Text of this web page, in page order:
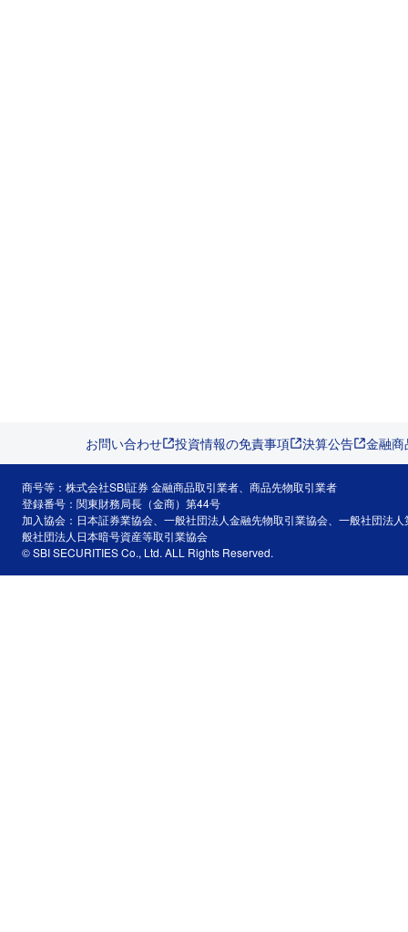
お問い合わせ 投資情報の免責事項 決算公告 金融
商号等：株式会社SBI証券 金融商品取引業者、商品先物取引業者
登録番号：関東財務局長（金商）第44号
加入協会：日本証券業協会、一般社団法人金融先物取引業協会、一般社団法
般社団法人日本暗号資産等取引業協会
© SBI SECURITIES Co., Ltd. ALL Rights Reserved.